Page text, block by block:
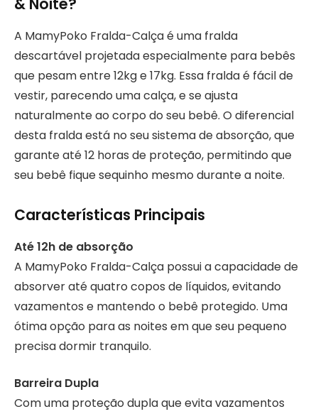
A MamyPoko Fralda-Calça é uma fralda
descartável projetada especialmente para bebês
que pesam entre 12kg e 17kg. Essa fralda é fácil de
vestir, parecendo uma calça, e se ajusta
naturalmente ao corpo do seu bebê. O diferencial
desta fralda está no seu sistema de absorção, que
garante até 12 horas de proteção, permitindo que
seu bebê fique sequinho mesmo durante a noite.
Características Principais
Até 12h de absorção
A MamyPoko Fralda-Calça possui a capacidade de
absorver até quatro copos de líquidos, evitando
vazamentos e mantendo o bebê protegido. Uma
ótima opção para as noites em que seu pequeno
precisa dormir tranquilo.
Barreira Dupla
Com uma proteção dupla que evita vazamentos